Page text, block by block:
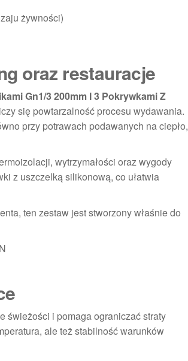
żywności)
oraz restauracje
Gn1/3 200mm I 3 Pokrywkami Z
się powtarzalność procesu wydawania.
przy potrawach podawanych na ciepło,
wytrzymałości oraz wygody
z uszczelką silikonową, co ułatwia
ten zestaw jest stworzony właśnie do
świeżości i pomaga ograniczać straty
ale też stabilność warunków